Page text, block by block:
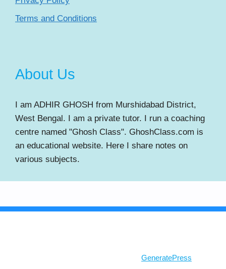
Terms and Conditions
About Us
I am ADHIR GHOSH from Murshidabad District,
West Bengal. I am a private tutor. I run a coaching
centre named "Ghosh Class". GhoshClass.com is
an educational website. Here I share notes on
various subjects.
GeneratePress